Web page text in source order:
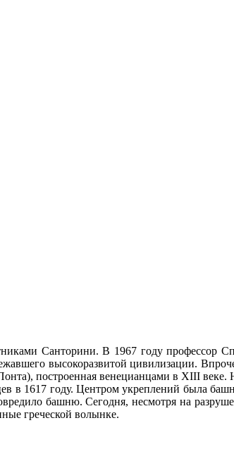
Санторини. В 1967 году профессор
высокоразвитой цивилизации.
построенная венецианцами в XIII
в 1617 году. Центром укреплений была
башню. Сегодня, несмотря на
греческой волынке.